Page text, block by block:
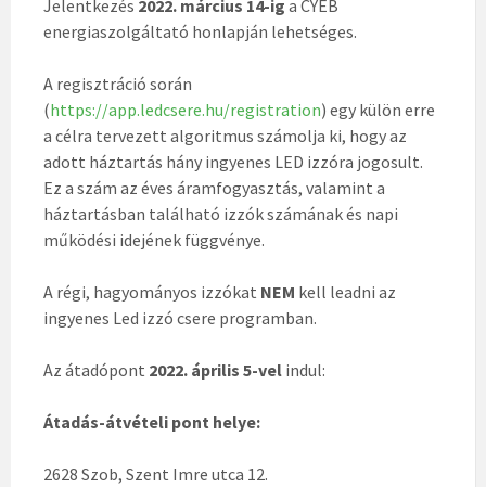
Jelentkezés 2022. március 14-ig a CYEB
energiaszolgáltató honlapján lehetséges.
A regisztráció során
(https://app.ledcsere.hu/registration) egy külön erre
a célra tervezett algoritmus számolja ki, hogy az
adott háztartás hány ingyenes LED izzóra jogosult.
Ez a szám az éves áramfogyasztás, valamint a
háztartásban található izzók számának és napi
működési idejének függvénye.
A régi, hagyományos izzókat NEM kell leadni az
ingyenes Led izzó csere programban.
Az átadópont 2022. április 5-vel indul:
Átadás-átvételi pont helye:
2628 Szob, Szent Imre utca 12.